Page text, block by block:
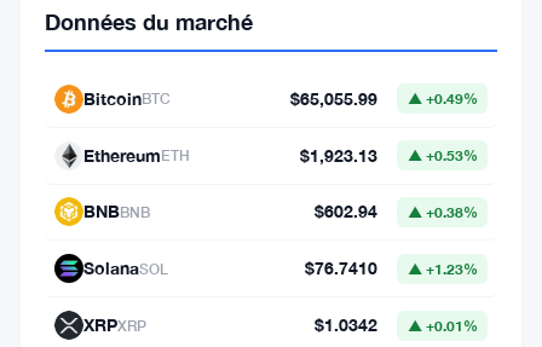
accru
pour
blockchain
axées
Données du marché
BitcoinBTC $65,055.99 ▲ +0.49%
EthereumETH $1,923.13 ▲ +0.53%
BNBBNB $602.94 ▲ +0.38%
SolanaSOL $76.7410 ▲ +1.23%
XRPXRP $1.0342 ▲ +0.01%